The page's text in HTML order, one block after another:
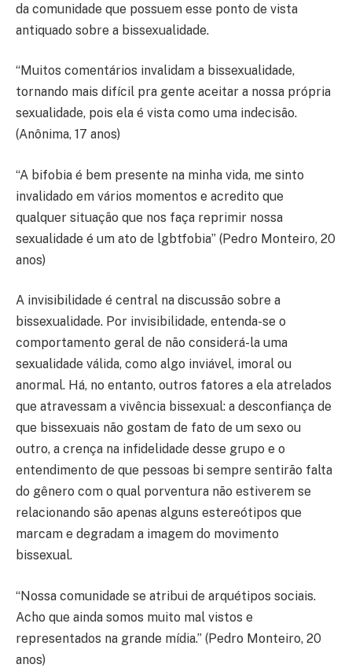
da comunidade que possuem esse ponto de vista
antiquado sobre a bissexualidade.
“Muitos comentários invalidam a bissexualidade,
tornando mais difícil pra gente aceitar a nossa própria
sexualidade, pois ela é vista como uma indecisão.
(Anônima, 17 anos)
“A bifobia é bem presente na minha vida, me sinto
invalidado em vários momentos e acredito que
qualquer situação que nos faça reprimir nossa
sexualidade é um ato de lgbtfobia” (Pedro Monteiro, 20
anos)
A invisibilidade é central na discussão sobre a
bissexualidade. Por invisibilidade, entenda-se o
comportamento geral de não considerá-la uma
sexualidade válida, como algo inviável, imoral ou
anormal. Há, no entanto, outros fatores a ela atrelados
que atravessam a vivência bissexual: a desconfiança de
que bissexuais não gostam de fato de um sexo ou
outro, a crença na infidelidade desse grupo e o
entendimento de que pessoas bi sempre sentirão falta
do gênero com o qual porventura não estiverem se
relacionando são apenas alguns estereótipos que
marcam e degradam a imagem do movimento
bissexual.
“Nossa comunidade se atribui de arquétipos sociais.
Acho que ainda somos muito mal vistos e
representados na grande mídia.” (Pedro Monteiro, 20
anos)